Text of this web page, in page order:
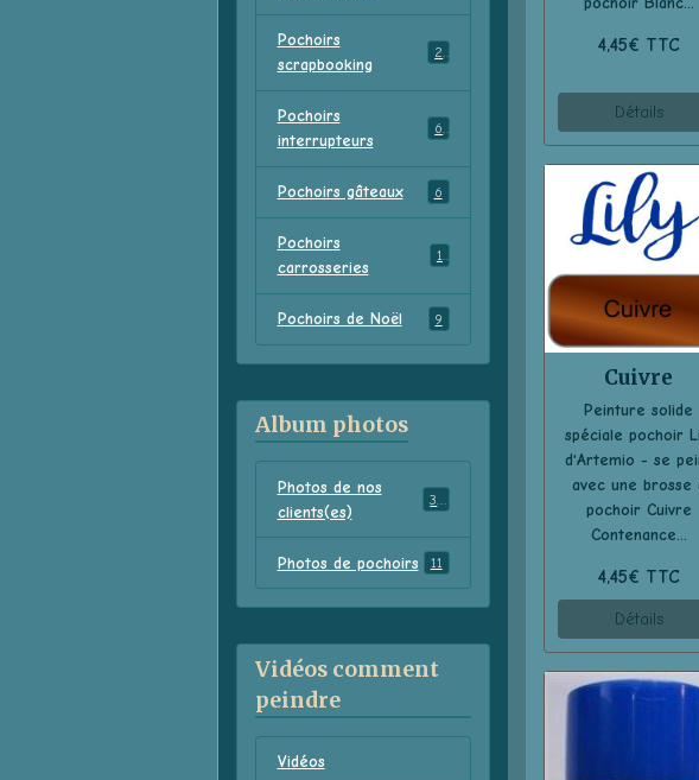
4,45€ TTC
Détails
Cuivre
Peinture solide
spéciale pochoir
d'Artemio - se
avec une brosse
pochoir Cuivre
Contenance...
4,45€ TTC
Détails
Pochoirs
scrapbooking
2
Pochoirs
interrupteurs
6
Pochoirs gâteaux 6
Pochoirs
carrosseries
1
Pochoirs de Noël 9
Album photos
Photos de nos
clients(es)
Photos de pochoirs 11
Vidéos comment
peindre
Vidéos